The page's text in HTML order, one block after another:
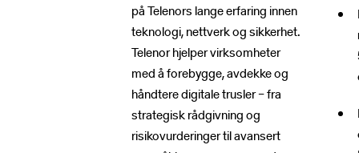
på Telenors lange erfaring innen
teknologi, nettverk og sikkerhet.
Telenor hjelper virksomheter
med å forebygge, avdekke og
håndtere digitale trusler – fra
strategisk rådgivning og
risikovurderinger til avansert